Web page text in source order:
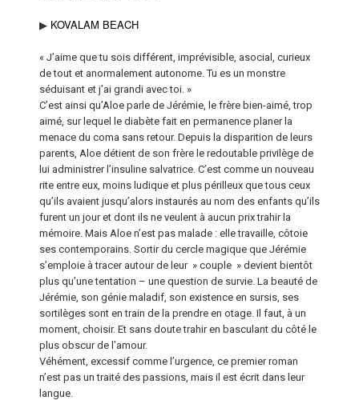
▶︎ KOVALAM BEACH
« J’aime que tu sois différent, imprévisible, asocial, curieux
de tout et anormalement autonome. Tu es un monstre
séduisant et j’ai grandi avec toi. »
C’est ainsi qu’Aloe parle de Jérémie, le frère bien-aimé, trop
aimé, sur lequel le diabète fait en permanence planer la
menace du coma sans retour. Depuis la disparition de leurs
parents, Aloe détient de son frère le redoutable privilège de
lui administrer l’insuline salvatrice. C’est comme un nouveau
rite entre eux, moins ludique et plus périlleux que tous ceux
qu’ils avaient jusqu’alors instaurés au nom des enfants qu’ils
furent un jour et dont ils ne veulent à aucun prix trahir la
mémoire. Mais Aloe n’est pas malade : elle travaille, côtoie
ses contemporains. Sortir du cercle magique que Jérémie
s’emploie à tracer autour de leur » couple » devient bientôt
plus qu’une tentation – une question de survie. La beauté de
Jérémie, son génie maladif, son existence en sursis, ses
sortilèges sont en train de la prendre en otage. Il faut, à un
moment, choisir. Et sans doute trahir en basculant du côté le
plus obscur de l’amour.
Véhément, excessif comme l’urgence, ce premier roman
n’est pas un traité des passions, mais il est écrit dans leur
langue.